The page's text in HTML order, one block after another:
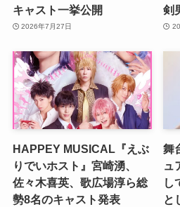
キャスト一挙公開
2026年7月27日
剣
HAPPEY MUSICAL『えぶ
りでいホスト』宮崎湧、
佐々木喜英、歌広場淳ら総
勢8名のキャスト発表
舞
ュ
し
と